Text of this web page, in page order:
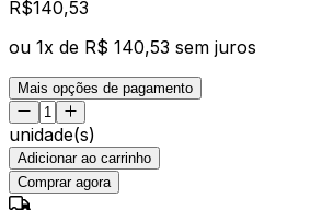
R$140,53
ou 1x de R$ 140,53 sem juros
Mais opções de pagamento
unidade(s)
Adicionar ao carrinho
Comprar agora